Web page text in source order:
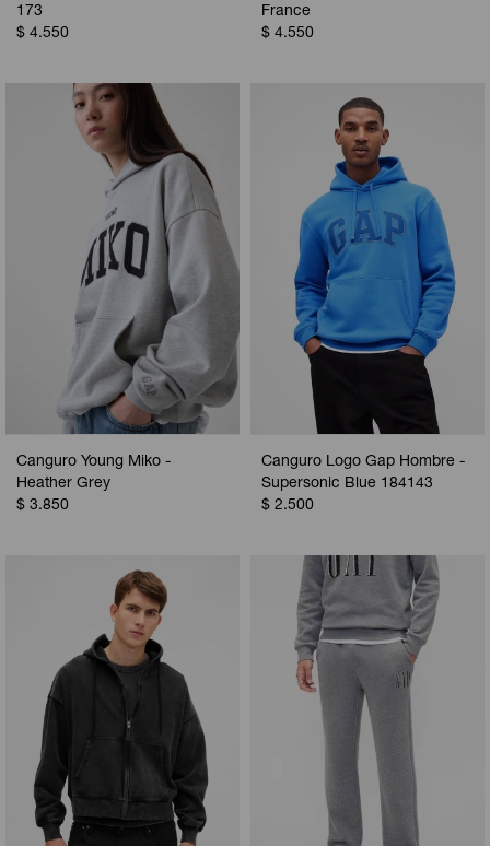
173
$ 4.550
France
$ 4.550
Canguro Young Miko -
Heather Grey
$ 3.850
Canguro Logo Gap Hombre -
Supersonic Blue 184143
$ 2.500